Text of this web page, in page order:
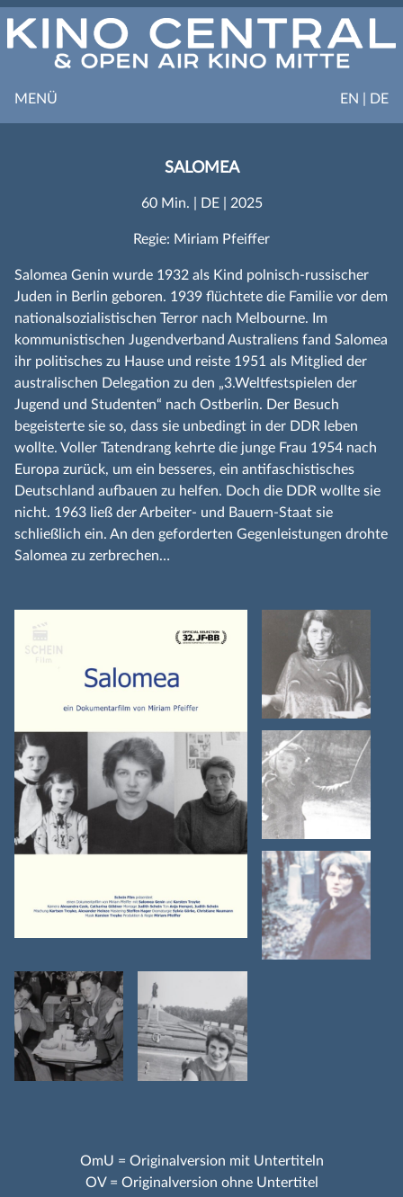
EN | DE
MENÜ
SALOMEA
60 Min. | DE | 2025
Regie: Miriam Pfeiffer
Salomea Genin wurde 1932 als Kind polnisch-russischer
Juden in Berlin geboren. 1939 flüchtete die Familie vor dem
nationalsozialistischen Terror nach Melbourne. Im
kommunistischen Jugendverband Australiens fand Salomea
ihr politisches zu Hause und reiste 1951 als Mitglied der
australischen Delegation zu den „3.Weltfestspielen der
Jugend und Studenten“ nach Ostberlin. Der Besuch
begeisterte sie so, dass sie unbedingt in der DDR leben
wollte. Voller Tatendrang kehrte die junge Frau 1954 nach
Europa zurück, um ein besseres, ein antifaschistisches
Deutschland aufbauen zu helfen. Doch die DDR wollte sie
nicht. 1963 ließ der Arbeiter- und Bauern-Staat sie
schließlich ein. An den geforderten Gegenleistungen drohte
Salomea zu zerbrechen…
OmU = Originalversion mit Untertiteln
OV = Originalversion ohne Untertitel